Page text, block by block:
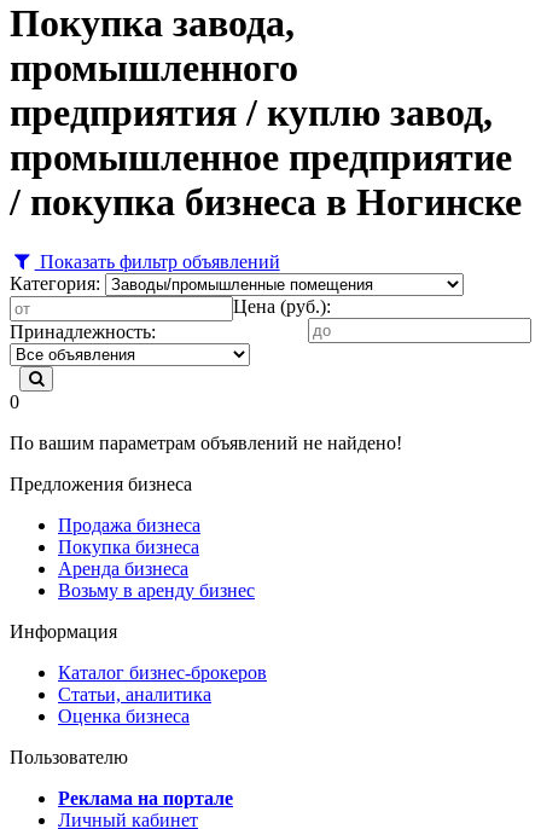
Покупка завода,
промышленного
предприятия / куплю завод,
промышленное предприятие
/ покупка бизнеса в Ногинске
Показать фильтр объявлений
Категория:
Цена (руб.):
Принадлежность:
0
По вашим параметрам объявлений не найдено!
Предложения бизнеса
Продажа бизнеса
Покупка бизнеса
Аренда бизнеса
Возьму в аренду бизнес
Информация
Каталог бизнес-брокеров
Статьи, аналитика
Оценка бизнеса
Пользователю
Реклама на портале
Личный кабинет